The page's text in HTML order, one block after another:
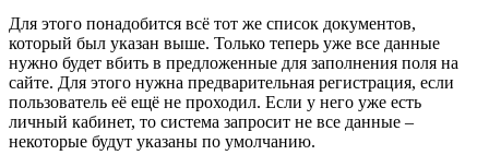
Для этого понадобится всё тот же список документов,
который был указан выше. Только теперь уже все данные
нужно будет вбить в предложенные для заполнения поля на
сайте. Для этого нужна предварительная регистрация, если
пользователь её ещё не проходил. Если у него уже есть
личный кабинет, то система запросит не все данные –
некоторые будут указаны по умолчанию.